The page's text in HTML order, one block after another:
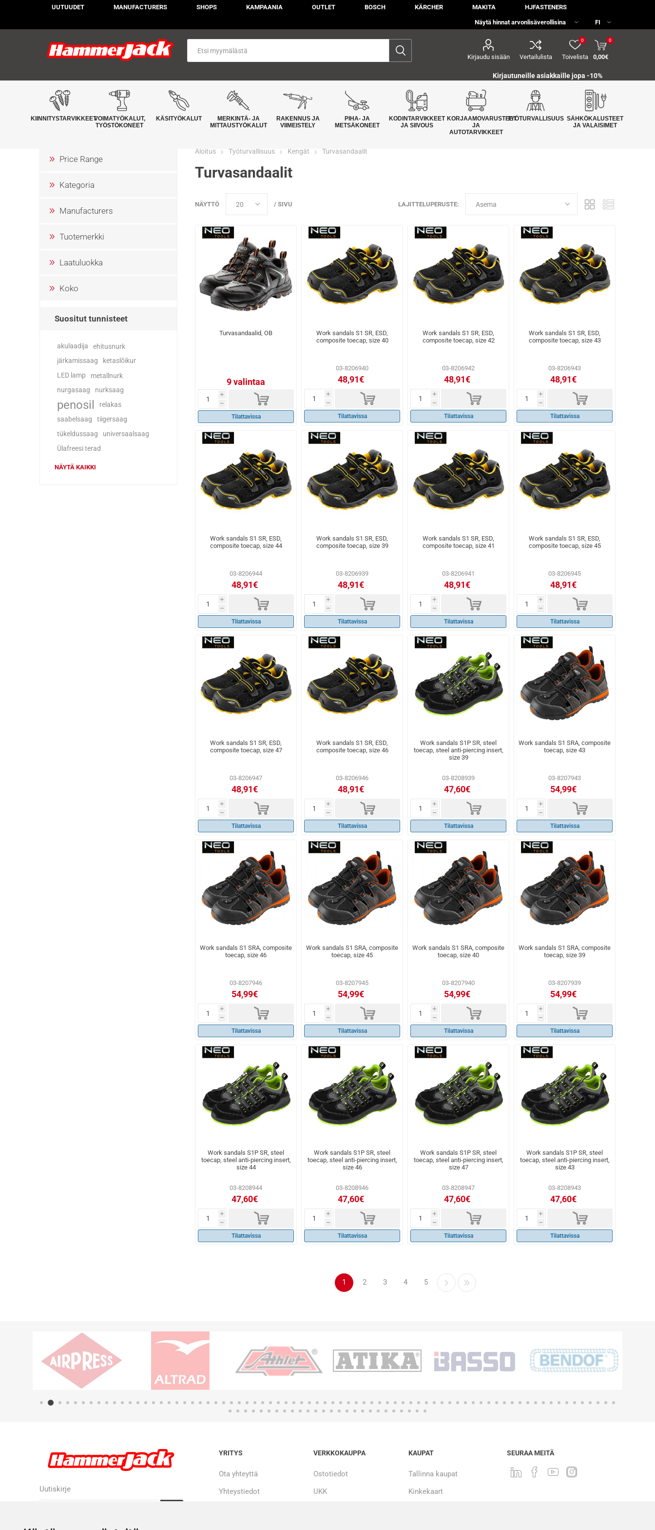
UUTUUDET MANUFACTURERS SHOPS KAMPAANIA OUTLET BOSCH KÄRCHER MAKITA HJFASTENERS
Kirjaudu sisään Vertailulista Toivelista
0 0
0,00€
Kirjautuneille asiakkaille jopa -10%
KIINNITYSTARVIKKEETVOIMATYÖKALUT,
TYÖSTÖKONEET
KÄSITYÖKALUT
MERKINTÄ- JA
MITTAUSTYÖKALUT
RAKENNUS JA
VIIMEISTELY
PIHA- JA
METSÄKONEET
KODINTARVIKKEET
JA SIIVOUS
KORJAAMOVARUSTEET
JA
AUTOTARVIKKEET
TYÖTURVALLISUUS SÄHKÖKALUSTEET
JA VALAISIMET
Aloitus Työturvallisuus Kengät Turvasandaalit
Turvasandaalit
LAJITTELUPERUSTE:
NÄYTTÖ / SIVU
Turvasandaalid, OB
9 valintaa
i
h d
Tilattavissa
Work sandals S1 SR, ESD,
composite toecap, size 40
03-8206940
48,91€
i
h d
Tilattavissa
Work sandals S1 SR, ESD,
composite toecap, size 42
03-8206942
48,91€
i
h d
Tilattavissa
Work sandals S1 SR, ESD,
composite toecap, size 43
03-8206943
48,91€
i
h d
Tilattavissa
Work sandals S1 SR, ESD,
composite toecap, size 44
03-8206944
48,91€
i
h d
Tilattavissa
Work sandals S1 SR, ESD,
composite toecap, size 39
03-8206939
48,91€
i
h d
Tilattavissa
Work sandals S1 SR, ESD,
composite toecap, size 41
03-8206941
48,91€
i
h d
Tilattavissa
Work sandals S1 SR, ESD,
composite toecap, size 45
03-8206945
48,91€
i
h d
Tilattavissa
Work sandals S1 SR, ESD,
composite toecap, size 47
03-8206947
48,91€
i
h d
Tilattavissa
Work sandals S1 SR, ESD,
composite toecap, size 46
03-8206946
48,91€
i
h d
Tilattavissa
Work sandals S1P SR, steel
toecap, steel anti-piercing insert,
size 39
03-8208939
47,60€
i
h d
Tilattavissa
Work sandals S1 SRA, composite
toecap, size 43
03-8207943
54,99€
i
h d
Tilattavissa
Work sandals S1 SRA, composite
toecap, size 46
03-8207946
54,99€
i
h d
Tilattavissa
Work sandals S1 SRA, composite
toecap, size 45
03-8207945
54,99€
i
h d
Tilattavissa
Work sandals S1 SRA, composite
toecap, size 40
03-8207940
54,99€
i
h d
Tilattavissa
Work sandals S1 SRA, composite
toecap, size 39
03-8207939
54,99€
i
h d
Tilattavissa
Work sandals S1P SR, steel
toecap, steel anti-piercing insert,
size 44
03-8208944
47,60€
i
h d
Tilattavissa
Work sandals S1P SR, steel
toecap, steel anti-piercing insert,
size 46
03-8208946
47,60€
i
h d
Tilattavissa
Work sandals S1P SR, steel
toecap, steel anti-piercing insert,
size 47
03-8208947
47,60€
i
h d
Tilattavissa
Work sandals S1P SR, steel
toecap, steel anti-piercing insert,
size 43
03-8208943
47,60€
i
h d
Tilattavissa
1 2 3 4 5
Price Range
Kategoria
Manufacturers
Tuotemerkki
Laatuluokka
Koko
Suositut tunnisteet
akulaadija ehitusnurk
järkamissaag
ketaslõikur
LED lamp
metallnurk
nurgasaag nurksaag
penosil
relakas
saabelsaag
tiigersaag
tükeldussaag
universaalsaag
Ülafreesi terad
NÄYTÄ KAIKKI
Uutiskirje
YRITYS
Ota yhteyttä
Yhteystiedot
VERKKOKAUPPA
Ostotiedot
UKK
KAUPAT
Tallinna kaupat
Kinkekaart
SEURAA MEITÄ